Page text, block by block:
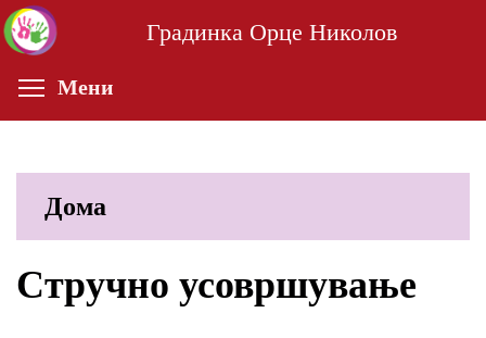
Skip
to
content
Градинка Орце Николов
Мени
Дома
Стручно усовршување